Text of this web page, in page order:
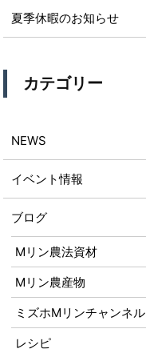
夏季休暇のお知らせ
カテゴリー
NEWS
イベント情報
ブログ
Mリン農法資材
Mリン農産物
ミズホMリンチャンネル
レシピ